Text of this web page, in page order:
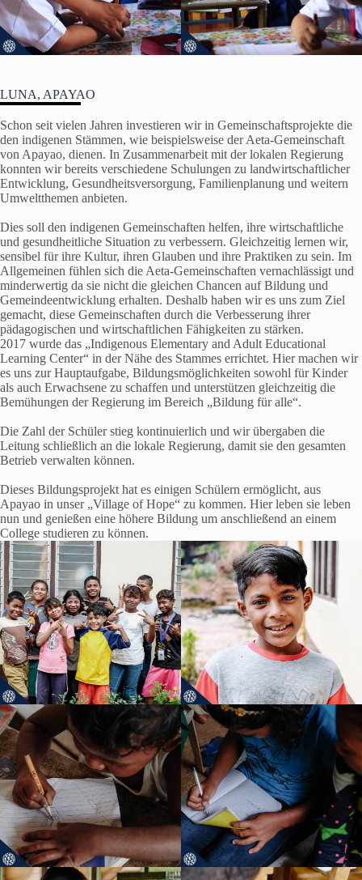
LUNA, APAYAO
Schon seit vielen Jahren investieren wir in Gemeinschaftsprojekte die
den indigenen Stämmen, wie beispielsweise der Aeta-Gemeinschaft
von Apayao, dienen. In Zusammenarbeit mit der lokalen Regierung
konnten wir bereits verschiedene Schulungen zu landwirtschaftlicher
Entwicklung, Gesundheitsversorgung, Familienplanung und weitern
Umweltthemen anbieten.
Dies soll den indigenen Gemeinschaften helfen, ihre wirtschaftliche
und gesundheitliche Situation zu verbessern. Gleichzeitig lernen wir,
sensibel für ihre Kultur, ihren Glauben und ihre Praktiken zu sein. Im
Allgemeinen fühlen sich die Aeta-Gemeinschaften vernachlässigt und
minderwertig da sie nicht die gleichen Chancen auf Bildung und
Gemeindeentwicklung erhalten. Deshalb haben wir es uns zum Ziel
gemacht, diese Gemeinschaften durch die Verbesserung ihrer
pädagogischen und wirtschaftlichen Fähigkeiten zu stärken.
2017 wurde das „Indigenous Elementary and Adult Educational
Learning Center“ in der Nähe des Stammes errichtet. Hier machen wir
es uns zur Hauptaufgabe, Bildungsmöglichkeiten sowohl für Kinder
als auch Erwachsene zu schaffen und unterstützen gleichzeitig die
Bemühungen der Regierung im Bereich „Bildung für alle“.
Die Zahl der Schüler stieg kontinuierlich und wir übergaben die
Leitung schließlich an die lokale Regierung, damit sie den gesamten
Betrieb verwalten können.
Dieses Bildungsprojekt hat es einigen Schülern ermöglicht, aus
Apayao in unser „Village of Hope“ zu kommen. Hier leben sie leben
nun und genießen eine höhere Bildung um anschließend an einem
College studieren zu können.